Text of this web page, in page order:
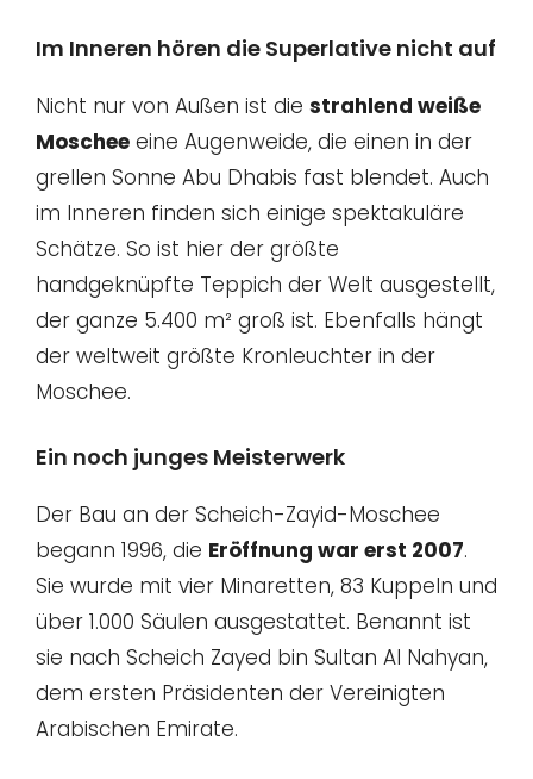
Im Inneren hören die Superlative nicht auf
Nicht nur von Außen ist die strahlend weiße
Moschee eine Augenweide, die einen in der
grellen Sonne Abu Dhabis fast blendet. Auch
im Inneren finden sich einige spektakuläre
Schätze. So ist hier der größte
handgeknüpfte Teppich der Welt ausgestellt,
der ganze 5.400 m² groß ist. Ebenfalls hängt
der weltweit größte Kronleuchter in der
Moschee.
Ein noch junges Meisterwerk
Der Bau an der Scheich-Zayid-Moschee
begann 1996, die Eröffnung war erst 2007.
Sie wurde mit vier Minaretten, 83 Kuppeln und
über 1.000 Säulen ausgestattet. Benannt ist
sie nach Scheich Zayed bin Sultan Al Nahyan,
dem ersten Präsidenten der Vereinigten
Arabischen Emirate.